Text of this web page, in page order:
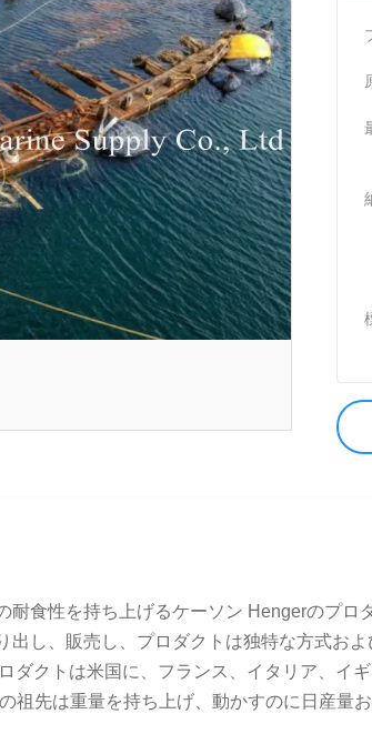
耐食性を持ち上げるケーソン Hengerのプ
し、販売し、プロダクトは独特な方式お
ダクトは米国に、フランス、イタリア、イ
祖先は重量を持ち上げ、動かすのに日産量